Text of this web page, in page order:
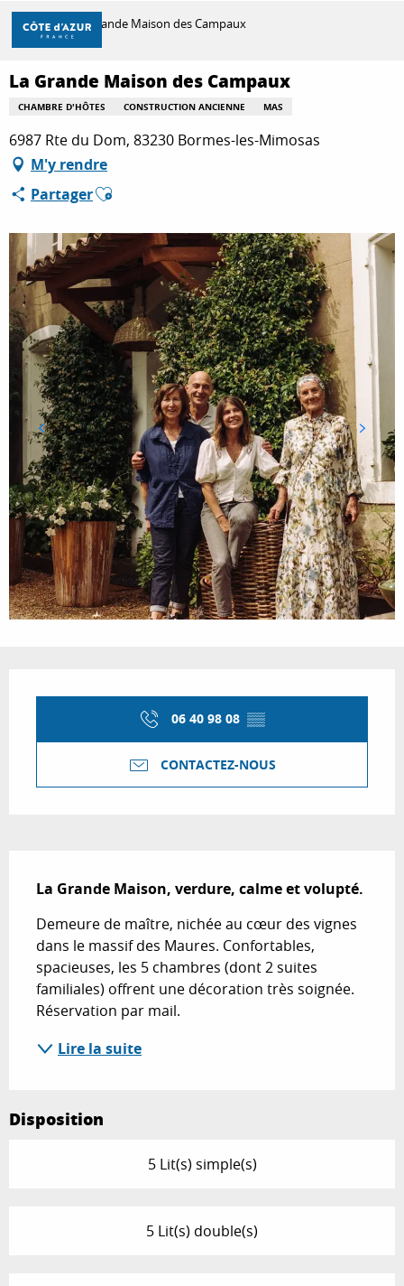
Aller
contenu
principal
DÉCOUVRIR
À FAIRE
SÉJOURNER
Accueil La Grande Maison des Campaux
La Grande Maison des Campaux
CHAMBRE D'HÔTES CONSTRUCTION ANCIENNE MAS
6987 Rte du Dom, 83230 Bormes-les-Mimosas
M'y rendre
PartagerAjouter aux favoris
06 40 98 08 ▒▒
CONTACTEZ-NOUS
La Grande Maison, verdure, calme et volupté.
Demeure de maître, nichée au cœur des vignes
dans le massif des Maures. Confortables,
spacieuses, les 5 chambres (dont 2 suites
familiales) offrent une décoration très soignée.
Réservation par mail.
Lire la suite
Disposition
5 Lit(s) simple(s)
5 Lit(s) double(s)